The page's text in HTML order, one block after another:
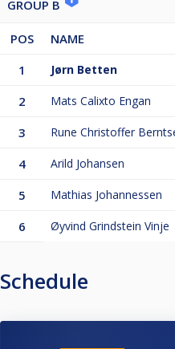
3 plass kr 500,-
Pokal til 1.plass.
Nye retningslinjer for
aktuelle bordet mens
Velkommen skal dere alle
GROUP B
POS NAME
1
Jørn Betten
2 Mats Calixto Engan
3 Rune Christoffer
4 Arild Johansen
5 Mathias Johannessen
6 Øyvind Grindstein Vinje
Schedule